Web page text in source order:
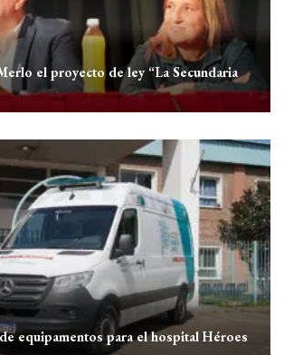
el proyecto de ley “La Secundaria
equipamentos para el hospital Héroes